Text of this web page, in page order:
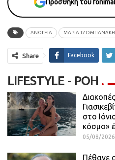
Προσθήκη του
ΑΝΩΓΕΙΑ ΜΑΡΙΑ ΤΖΟΜΠΑΝΑΚΗ
Share Facebook
LIFESTYLE - ΡΟΗ
στο
κόσμο»
05/08/2026
Πέθανε